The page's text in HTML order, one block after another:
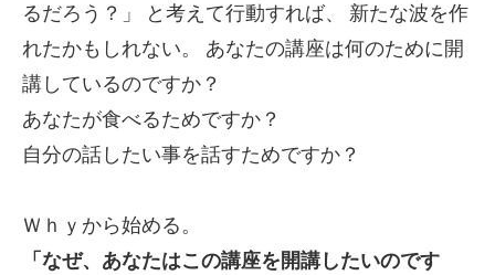
るだろう？」
と考えて行動すれば、
新たな波を作
れたかもしれない。
あなたの講座は何のために開
講しているのですか？
あなたが食べるためですか？
自分の話したい事を話すためですか？
Ｗｈｙから始める。
「なぜ、あなたはこの講座を開講したいのです